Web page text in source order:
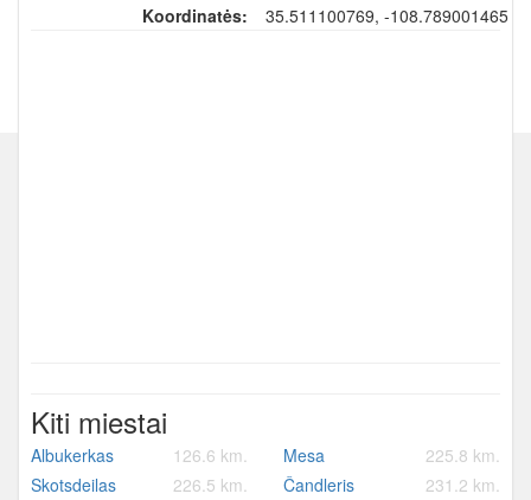
Koordinatės:
35.511100769, -108.789001465
Kiti miestai
Albukerkas 126.6 km. Mesa
225.8 km.
Skotsdeilas
226.5 km. Čandleris
231.2 km.